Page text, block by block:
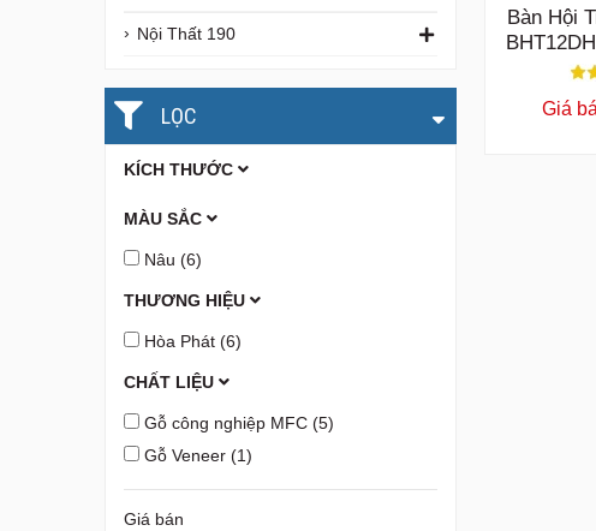
Nội Thất 190
LỌC
KÍCH THƯỚC
MÀU SẮC
Nâu (6)
THƯƠNG HIỆU
Hòa Phát (6)
CHẤT LIỆU
Gỗ công nghiệp MFC (5)
Gỗ Veneer (1)
Giá bán
Bàn Hội
Giá